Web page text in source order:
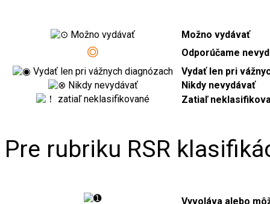
Možno vydávať
Odporúčame
Vydať len pri
Nikdy nevydávať
Zatiaľ
Pre rubriku RSR
Vyvoláva alebo